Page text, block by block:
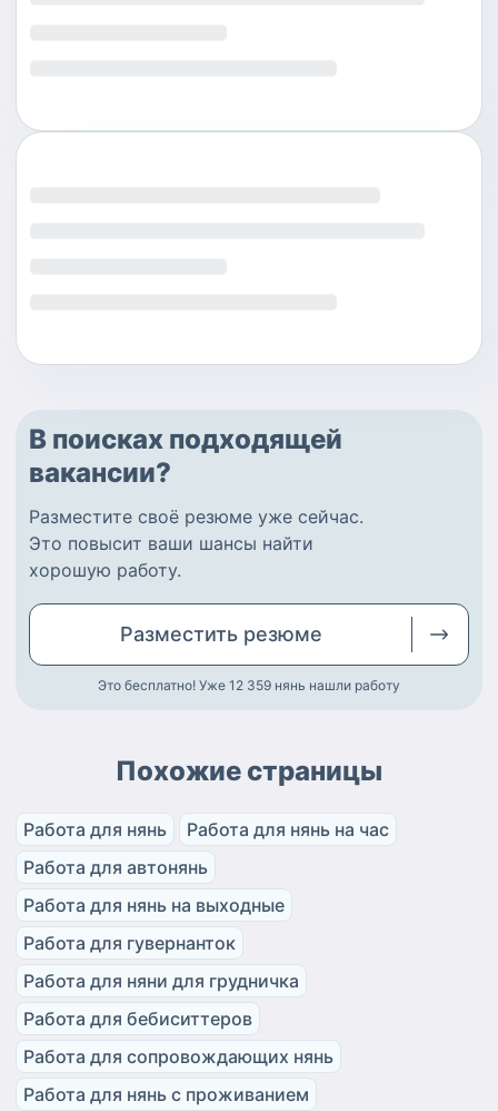
В поисках подходящей
вакансии?
Разместите своё резюме уже сейчас.
Это повысит ваши шансы найти
хорошую работу.
Разместить резюме
Это бесплатно! Уже 12 359 нянь нашли работу
Похожие страницы
Работа для нянь
Работа для нянь на час
Работа для автонянь
Работа для нянь на выходные
Работа для гувернанток
Работа для няни для грудничка
Работа для бебиситтеров
Работа для сопровождающих нянь
Работа для нянь с проживанием